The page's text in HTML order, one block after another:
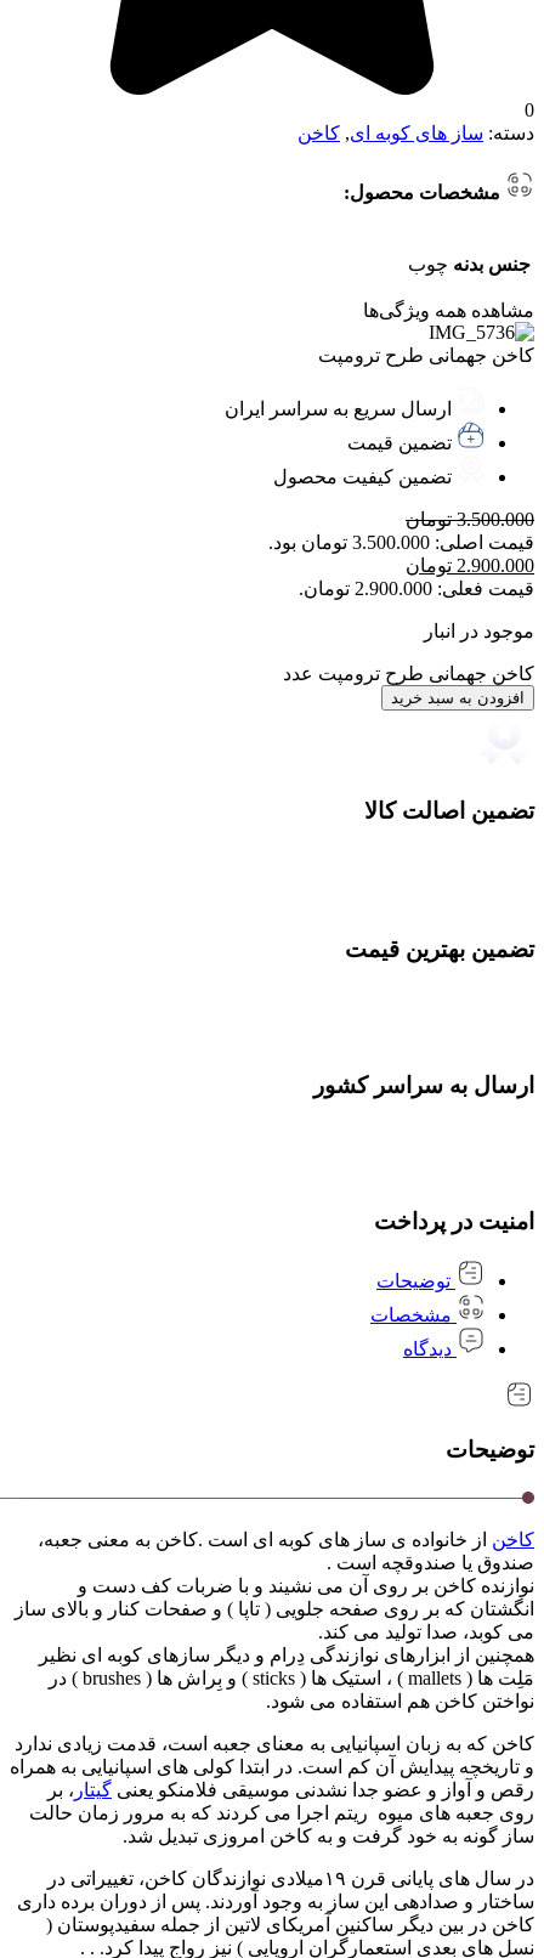
0
دسته: ساز های کوبه ای, کاخن
مشخصات محصول:
جنس بدنه چوب
مشاهده همه ویژگی‌ها
کاخن جهمانی طرح ترومپت
ارسال سریع به سراسر ایران
تضمین قیمت
تضمین کیفیت محصول
3.500.000 تومان
قیمت اصلی: 3.500.000 تومان بود.
2.900.000 تومان
قیمت فعلی: 2.900.000 تومان.
موجود در انبار
کاخن جهمانی طرح ترومپت عدد
افزودن به سبد خرید
تضمین اصالت کالا
تضمین بهترین قیمت
ارسال به سراسر کشور
امنیت در پرداخت
توضیحات
مشخصات
دیدگاه
توضیحات
کاخن از خانواده ی ساز های کوبه ای است .کاخن به معنی جعبه،
صندوق یا صندوقچه است .
نوازنده کاخن بر روی آن می نشیند و با ضربات کف دست و
انگشتان که بر روی صفحه جلویی ( تاپا ) و صفحات کنار و بالای ساز
می کوبد، صدا تولید می کند.
همچنین از ابزارهای نوازندگی دِرام و دیگر سازهای کوبه ای نظیر
مَلِت ها ( mallets ) ، استیک ها ( sticks ) و بِراش ها ( brushes ) در
نواختن کاخن هم استفاده می شود.
کاخن که به زبان اسپانیایی به معنای جعبه است، قدمت زیادی ندارد
و تاریخچه پیدایش آن کم است. در ابتدا کولی های اسپانیایی به همراه
رقص و آواز و عضو جدا نشدنی موسیقی فلامنکو یعنی گیتار ، بر
روی جعبه های میوه ریتم اجرا می کردند که به مرور زمان حالت
ساز گونه به خود گرفت و به کاخن امروزی تبدیل شد.
در سال های پایانی قرن ۱۹میلادی نوازندگان کاخن، تغییراتی در
ساختار و صدادهی این ساز به وجود آوردند. پس از دوران برده داری
کاخن در بین دیگر ساکنین آمریکای لاتین از جمله سفیدپوستان (
نسل های بعدی استعمارگران اروپایی ) نیز رواج پیدا کرد. . .